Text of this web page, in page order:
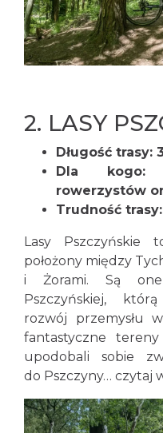
2. LASY
Długość trasy:
Dla kogo:
rowerzystów
Trudność
Lasy Pszczyńskie
położony między
i Żorami. Są one
Pszczyńskiej,
rozwój przemysłu
fantastyczne
upodobali sobie
do Pszczyny… czytaj